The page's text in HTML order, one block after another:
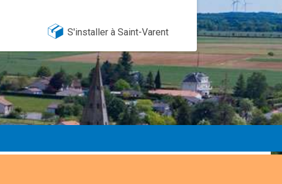
S'installer à Saint-Varent